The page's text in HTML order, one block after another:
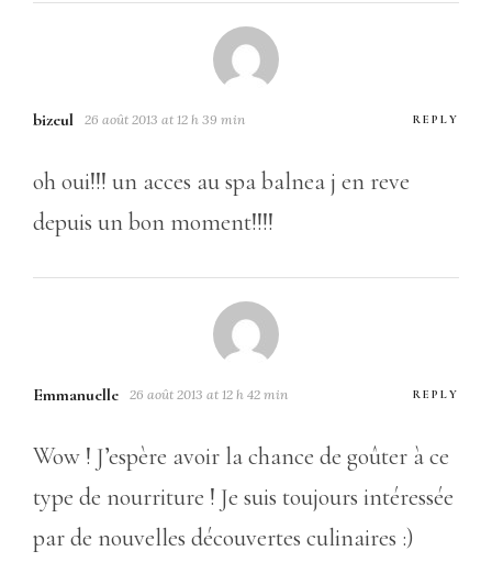
bizeul 26 août 2013 at 12 h 39 min REPLY
oh oui!!! un acces au spa balnea j en reve
depuis un bon moment!!!!
Emmanuelle 26 août 2013 at 12 h 42 min REPLY
Wow ! J’espère avoir la chance de goûter à ce
type de nourriture ! Je suis toujours intéressée
par de nouvelles découvertes culinaires :)